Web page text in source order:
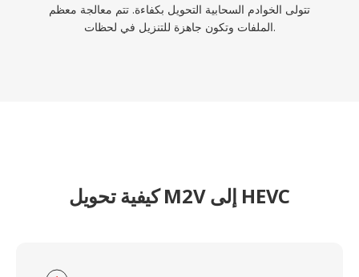
تتولى الخوادم السحابية التحويل بكفاءة. تتم معالجة معظم
الملفات وتكون جاهزة للتنزيل في لحظات.
كيفية تحويل M2V إلى HEVC